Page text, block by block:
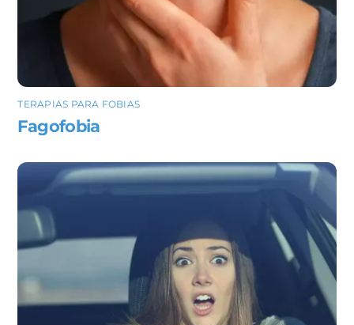
TERAPIAS PARA FOBIAS
Fagofobia